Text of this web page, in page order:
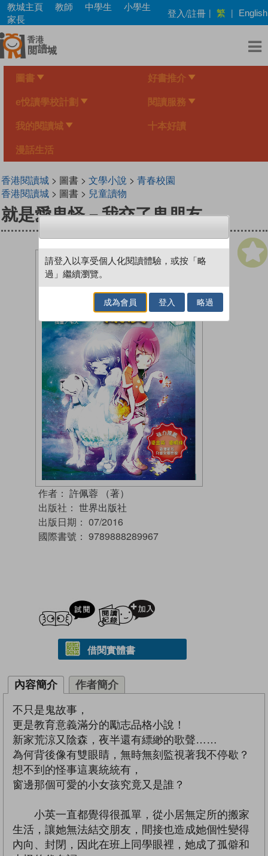
Skip
main
content
教城主頁 教師 中學生
小學生
家長
登入/註冊 | 繁 | English
圖書 好書推介
e悅讀學校計劃 閱讀服務
我的閱讀城 十本好讀
漫話生活
香港閱讀城> 圖書 > 文學小說 > 青春校園
香港閱讀城> 圖書 > 兒童讀物
就是愛鬼怪－我交了鬼朋友
作者： 許佩蓉 （著）
出版社： 世界出版社
出版日期： 07/2016
國際書號： 9789888289967
試閲
借閱實體書
內容簡介 作者簡介
不只是鬼故事，
更是教育意義滿分的勵志品格小說！
新家荒涼又陰森，夜半還有縹緲的歌聲……
為何背後像有雙眼睛，無時無刻監視著我不停歇？
想不到的怪事這裏統統有，
窗邊那個可愛的小女孩究竟又是誰？
小英一直都覺得很孤單，從小居無定所的搬家
生活，讓她無法結交朋友，間接也造成她個性變得
內向、封閉，因此在班上同學眼裡，她成了孤僻和
請登入以享受個人化閱讀體驗，或按「略
過」繼續瀏覽。
成為會員 登入 略過